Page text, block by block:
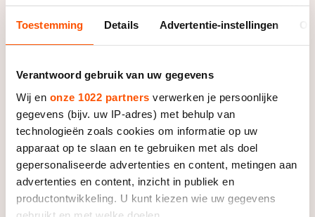
Toestemming Details Advertentie-instellingen
Verantwoord gebruik van uw gegevens
Wij en onze 1022 partners verwerken je persoonlijke
gegevens (bijv. uw IP-adres) met behulp van
technologieën zoals cookies om informatie op uw
apparaat op te slaan en te gebruiken met als doel
gepersonaliseerde advertenties en content, metingen aan
advertenties en content, inzicht in publiek en
productontwikkeling. U kunt kiezen wie uw gegevens
worden gereden op de Botnische Golf bij Luleå
(Zweden). De afstanden variëren tussen de 30 en
200km. Zowel de mannen als vrouwen rijden de Grand
eindklassement opgemaakt.
Grand Prix 3 -Alternatieve Elfstedentocht
De Alternatieve Elfstedentocht is de langste wedstrijd
van de zes Grand Prix wedstrijden en is het
hoogtepunt op de Weissensee. De vrouwen en
mannen rijden beiden 200km.